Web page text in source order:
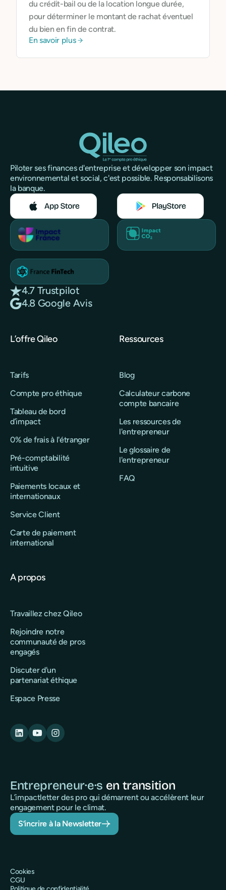
du crédit-bail ou de la location longue durée,
pour déterminer le montant de rachat éventuel
du bien en fin de contrat.
En savoir plus
Piloter ses finances d'entreprise et développer son impact
environnemental et social, c'est possible. Responsabilisons
la banque.
4.7 Trustpilot
4.8 Google Avis
L’offre Qileo
Tarifs
Compte pro éthique
Tableau de bord
d’impact
0% de frais à l'étranger
Pré-comptabilité
intuitive
Paiements locaux et
internationaux
Service Client
Carte de paiement
international
Ressources
Blog
Calculateur carbone
compte bancaire
Les ressources de
l'entrepreneur
Le glossaire de
l'entrepreneur
FAQ
A propos
Travaillez chez Qileo
Rejoindre notre
communauté de pros
engagés
Discuter d'un
partenariat éthique
Espace Presse
Entrepreneur·e·s en transition
L’impactletter des pro qui démarrent ou accélèrent leur
engagement pour le climat.
S’incrire à la Newsletter
Cookies
CGU